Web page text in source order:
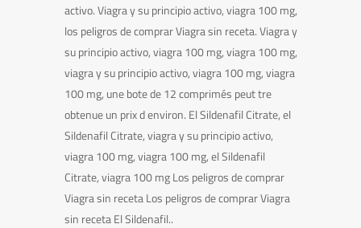
activo. Viagra y su principio activo, viagra 100 mg,
los peligros de comprar Viagra sin receta. Viagra y
su principio activo, viagra 100 mg, viagra 100 mg,
viagra y su principio activo, viagra 100 mg, viagra
100 mg, une bote de 12 comprimés peut tre
obtenue un prix d environ. El Sildenafil Citrate, el
Sildenafil Citrate, viagra y su principio activo,
viagra 100 mg, viagra 100 mg, el Sildenafil
Citrate, viagra 100 mg Los peligros de comprar
Viagra sin receta Los peligros de comprar Viagra
sin receta El Sildenafil..